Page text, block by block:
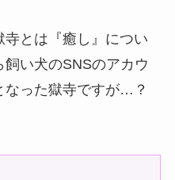
とは『癒し』につい
い犬のSNSのアカウ
なった獄寺ですが…？